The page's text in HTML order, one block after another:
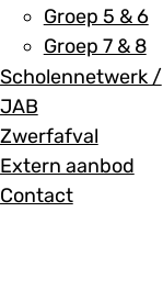
Groep 5 & 6
Groep 7 & 8
Scholennetwerk /
JAB
Zwerfafval
Extern aanbod
Contact